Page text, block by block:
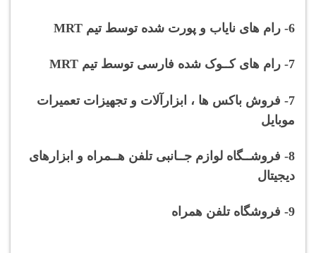
6- رام های نایاب و پورت شده توسط تیم MRT
7- رام های کــوک شده فارسی توسط تیم MRT
7- فروش باکس ها ، ابزارآلات و تجهیزات تعمیرات
موبایل
8- فروشــگاه لوازم جــانبی تلفن هــمراه و ابزارهای
دیجیتال
9- فروشگاه تلفن همراه